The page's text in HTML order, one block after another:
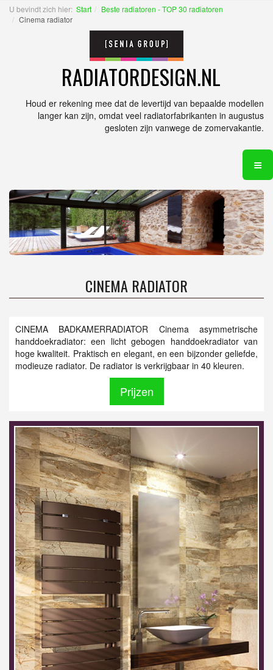
U bevindt zich hier: Start
Beste radiatoren - TOP 30 radiatoren
Cinema radiator
RADIATORDESIGN.NL
Houd er rekening mee dat de levertijd van bepaalde modellen
langer kan zijn, omdat veel radiatorfabrikanten in augustus
gesloten zijn vanwege de zomervakantie.
CINEMA RADIATOR
CINEMA BADKAMERRADIATOR Cinema asymmetrische
handdoekradiator: een licht gebogen handdoekradiator van
hoge kwaliteit. Praktisch en elegant, en een bijzonder geliefde,
modieuze radiator. De radiator is verkrijgbaar in 40 kleuren.
Prijzen